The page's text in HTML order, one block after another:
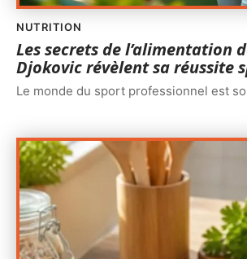
NUTRITION
Les secrets de l’alimentation
Djokovic révèlent sa réussite
Le monde du sport professionnel est